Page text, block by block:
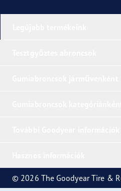
© 2026 The Goodyear Tire &